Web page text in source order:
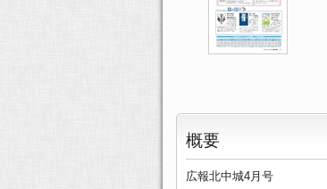
概要
広報北中城4月号